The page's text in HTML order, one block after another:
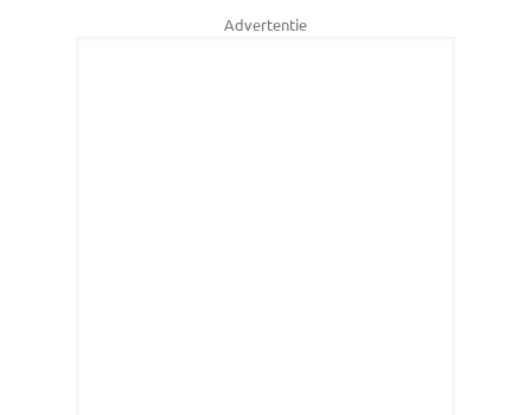
Advertentie